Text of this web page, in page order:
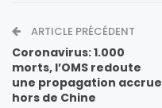
ARTICLE PRÉCÉDENT
Coronavirus: 1.000
morts, l’OMS redoute
une propagation accrue
hors de Chine